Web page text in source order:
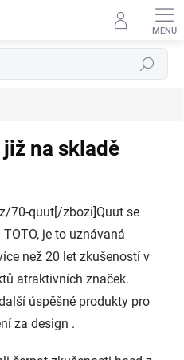
Hledat
již na skladě
70-quut[/zbozi]Quut se
je to uznávaná
než 20 let zkušeností v
atraktivních značek.
úspěšné produkty pro
za design .